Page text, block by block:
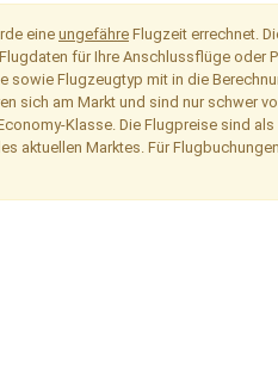
eine ungefähre Flugzeit errechnet.
für Ihre Anschlussflüge oder
sowie Flugzeugtyp mit in die
sich am Markt und sind nur schwer
Klasse. Die Flugpreise sind
aktuellen Marktes. Für